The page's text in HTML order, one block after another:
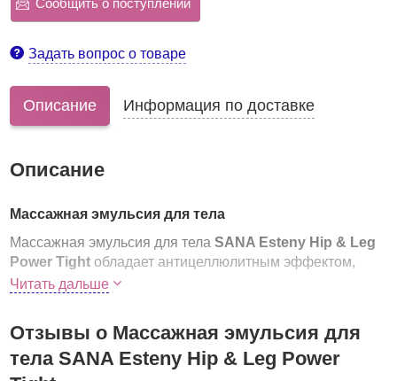
Задать вопрос о товаре
Описание Информация по доставке
Описание
Массажная эмульсия для тела
Массажная эмульсия для телаSANA Esteny Hip & Leg
Power Tight обладает антицеллюлитным эффектом,
благодаря содержанию растительных экстрактов
подтягивает и выравнивает рельеф проблемных
участков кожи. Регулярное применение эмульсии
Читать дальше
Отзывы о Массажная эмульсия для
тела SANA Esteny Hip & Leg Power